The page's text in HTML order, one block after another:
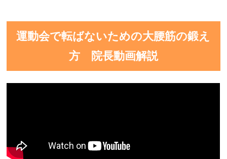
運動会で転ばないための大腰筋の鍛え
方 院長動画解説